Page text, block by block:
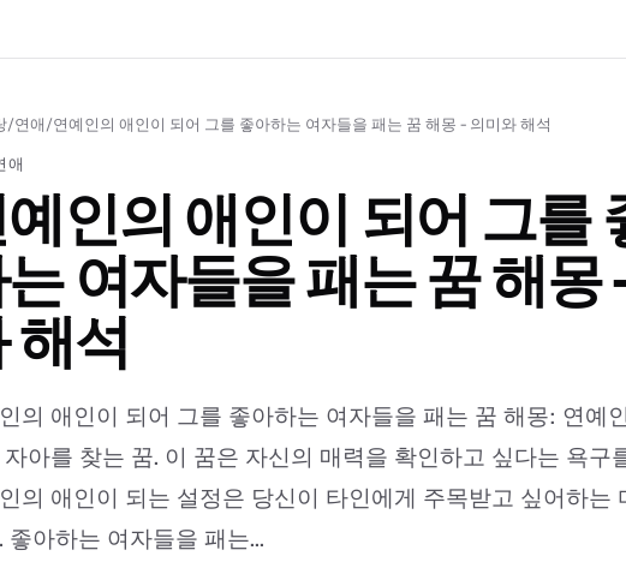
/연애/연예인의 애인이 되어 그를 좋아하는 여자들을 패는 꿈 해몽 - 의미와 해석
애
인의 애인이 되어 그를
여자들을 패는 꿈 해몽
해석
의 애인이 되어 그를 좋아하는 여자들을 패는 꿈 해몽: 연예
아를 찾는 꿈. 이 꿈은 자신의 매력을 확인하고 싶다는 욕구
의 애인이 되는 설정은 당신이 타인에게 주목받고 싶어하는
좋아하는 여자들을 패는...